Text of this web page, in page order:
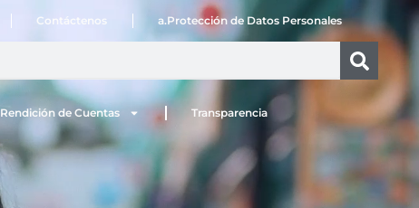
Contáctenos a.Protección de Datos Personales
Rendición de Cuentas Transparencia